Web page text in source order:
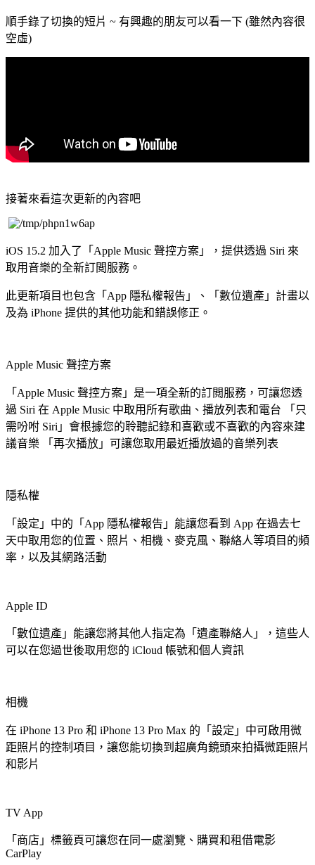
順手錄了切換的短片 ~ 有興趣的朋友可以看一下 (雖然內容很
空虛)
接著來看這次更新的內容吧
iOS 15.2 加入了「Apple Music 聲控方案」，提供透過 Siri 來
取用音樂的全新訂閲服務。
此更新項目也包含「App 隱私權報告」、「數位遺產」計畫以
及為 iPhone 提供的其他功能和錯誤修正。
Apple Music 聲控方案
「Apple Music 聲控方案」是一項全新的訂閲服務，可讓您透
過 Siri 在 Apple Music 中取用所有歌曲、播放列表和電台 「只
需吩咐 Siri」會根據您的聆聽記錄和喜歡或不喜歡的內容來建
議音樂 「再次播放」可讓您取用最近播放過的音樂列表
隱私權
「設定」中的「App 隱私權報告」能讓您看到 App 在過去七
天中取用您的位置、照片、相機、麥克風、聯絡人等項目的頻
率，以及其網路活動
Apple ID
「數位遺產」能讓您將其他人指定為「遺產聯絡人」，這些人
可以在您過世後取用您的 iCloud 帳號和個人資訊
相機
在 iPhone 13 Pro 和 iPhone 13 Pro Max 的「設定」中可啟用微
距照片的控制項目，讓您能切換到超廣角鏡頭來拍攝微距照片
和影片
TV App
「商店」標籤頁可讓您在同一處瀏覽、購買和租借電影
CarPlay